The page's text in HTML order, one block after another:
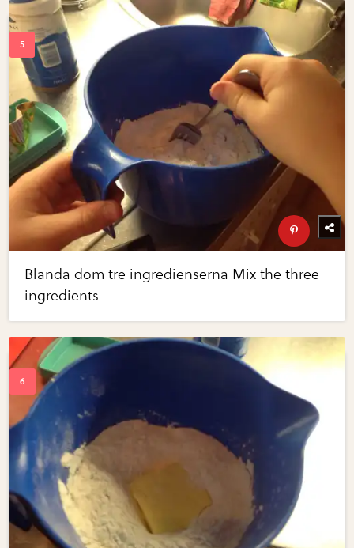
Blanda dom tre ingredienserna Mix the three
ingredients